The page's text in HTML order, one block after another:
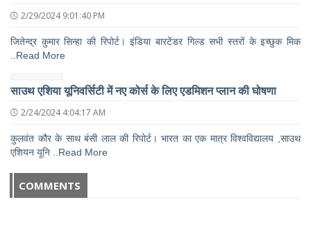
2/29/2024 9:01:40 PM
जितेन्द्र कुमार सिन्हा की रिपोर्ट। इंडिया बारटेंडर गिल्ड सभी स्तरों के इच्छुक मिक
..Read More
साउथ एशिया यूनिवर्सिटी में नए कोर्स के लिए एडमिशन प्लान की घोषणा
2/24/2024 4:04:17 AM
कुलवंत कौर के साथ बंसी लाल की रिपोर्ट। भारत का एक मात्र विश्वविद्यालय ,साउथ
एशियन यूनि ..Read More
COMMENTS